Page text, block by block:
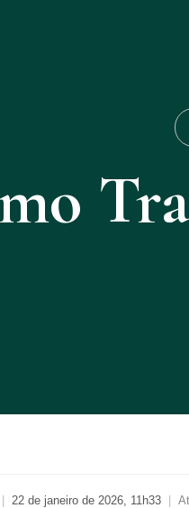
22 de janeiro de 2026, 11h33